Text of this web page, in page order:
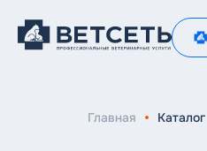
Главная Каталог